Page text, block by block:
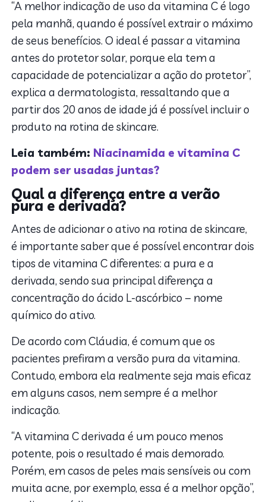
“A melhor indicação de uso da vitamina C é logo
pela manhã, quando é possível extrair o máximo
de seus benefícios. O ideal é passar a vitamina
antes do protetor solar, porque ela tem a
capacidade de potencializar a ação do protetor”,
explica a dermatologista, ressaltando que a
partir dos 20 anos de idade já é possível incluir o
produto na rotina de skincare.
Leia também: Niacinamida e vitamina C
podem ser usadas juntas?
Qual a diferença entre a verão
pura e derivada?
Antes de adicionar o ativo na rotina de skincare,
é importante saber que é possível encontrar dois
tipos de vitamina C diferentes: a pura e a
derivada, sendo sua principal diferença a
concentração do ácido L-ascórbico – nome
químico do ativo.
De acordo com Cláudia, é comum que os
pacientes prefiram a versão pura da vitamina.
Contudo, embora ela realmente seja mais eficaz
em alguns casos, nem sempre é a melhor
indicação.
“A vitamina C derivada é um pouco menos
potente, pois o resultado é mais demorado.
Porém, em casos de peles mais sensíveis ou com
muita acne, por exemplo, essa é a melhor opção”,